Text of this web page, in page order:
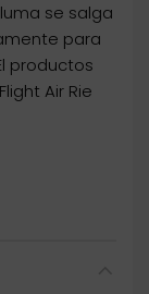
se salga
para
productos
Air Rie